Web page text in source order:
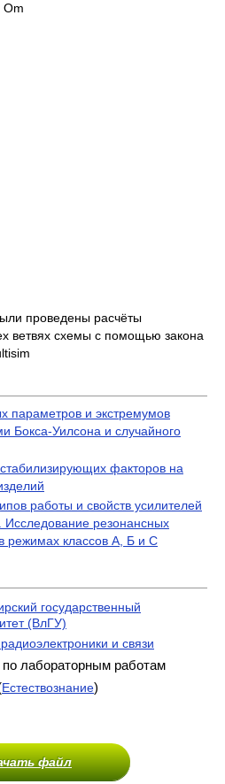
Om
проведены расчёты
ветвях схемы с помощью закона
параметров и экстремумов
Бокса-Уилсона и случайного
факторов на
работы и свойств усилителей
Исследование резонансных
режимах классов А, Б и С
государственный
(ВлГУ)
и связи
лабораторным работам
Естествознание)
файл